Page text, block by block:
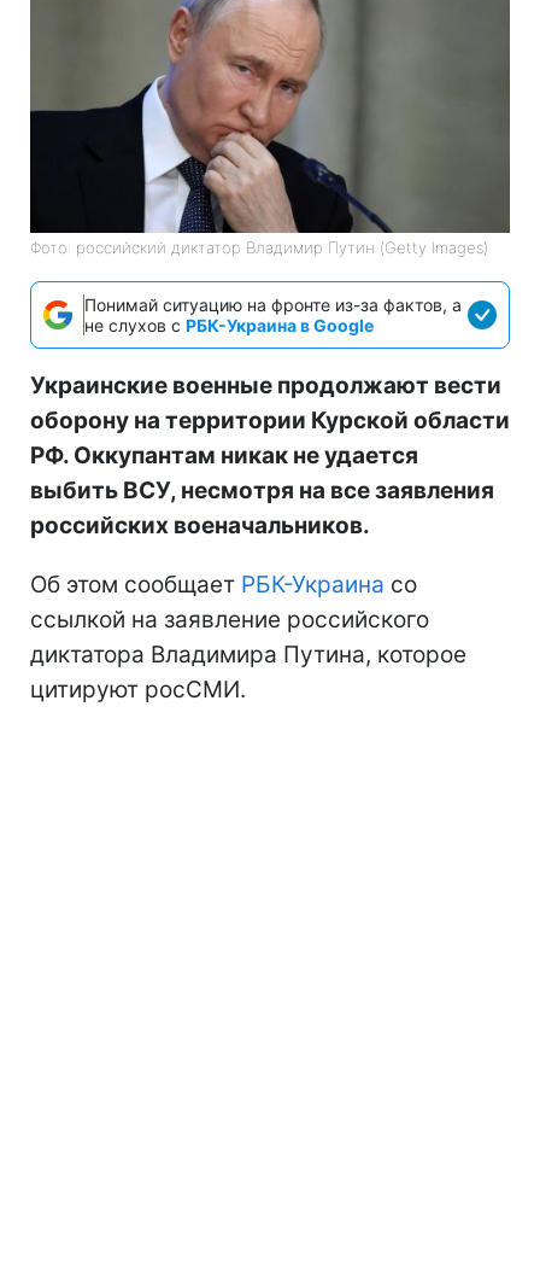
Фото: российский диктатор Владимир Путин (Getty Images)
Понимай ситуацию на фронте из-за фактов, а
не слухов с РБК-Украина в Google
Украинские военные продолжают вести
оборону на территории Курской области
РФ. Оккупантам никак не удается
выбить ВСУ, несмотря на все заявления
российских военачальников.
Об этом сообщает РБК-Украина со
ссылкой на заявление российского
диктатора Владимира Путина, которое
цитируют росСМИ.